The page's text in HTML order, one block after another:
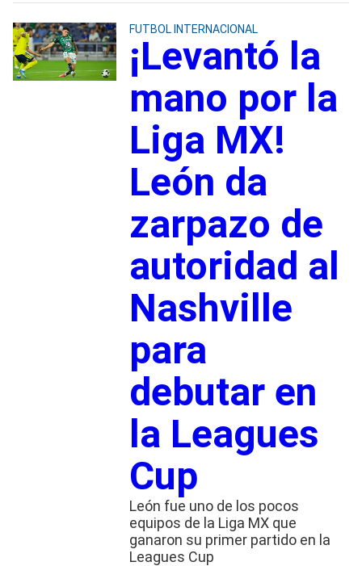
FUTBOL INTERNACIONAL
¡Levantó la
mano por la
Liga MX!
León da
zarpazo de
autoridad al
Nashville
para
debutar en
la Leagues
Cup
León fue uno de los pocos
equipos de la Liga MX que
ganaron su primer partido en la
Leagues Cup